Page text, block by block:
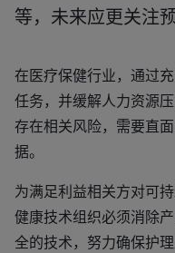
等，未来应更关注
在医疗保健行业，通过
任务，并缓解人力资源
存在相关风险，需要直
据。
为满足利益相关方对可
健康技术组织必须消除
全的技术，努力确保护